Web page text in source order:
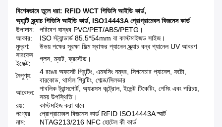
বিশেষভাবে তুলে ধরা: RFID WCT পিভিসি আইডি কার্ড,
অ্যান্টি স্ক্র্যাচ পিভিসি আইডি কার্ড, ISO14443A প্রোগ্রামেবল বিজনেস কার্ড
উপাদান:
পরিবেশ বান্ধব PVC/PET/ABS/PETG।
আকার:
ISO স্ট্যান্ডার্ড 85.5*54mm বা কাস্টমাইজড সাইজ।
মুদ্রণ:
উভয় পক্ষের সুরক্ষা ফিল্ম স্বাক্ষর প্যানেল স্ক্র্যাচ বন্ধ প্যানেল UV আবরণ
সারফেস
ইফেক্ট:
গ্লস, ম্যাট, ফ্রস্টেড।
নৈপুণ্য:
4 রঙের অফসেট প্রিন্টিং, এমবসিং নম্বর, সিগনেচার প্যানেল, ফটো,
বারকোড, থার্মাল প্রিন্টিং, গোল্ড/সিলভার
আবেদন:
পাবলিক ট্রান্সপোর্ট, অ্যাক্সেস কন্ট্রোল, ইভেন্ট টিকেটিং, গেমিং এবং পরিচয়,
সময় উপস্থিতি।
রঙ:
কাস্টমাইজ করা যাবে
পণ্যের
নাম:
প্রোগ্রামেবল বিজনেস কার্ড RFID ISO14443A স্মার্ট
NTAG213/216 NFC হোটেল কী কার্ড